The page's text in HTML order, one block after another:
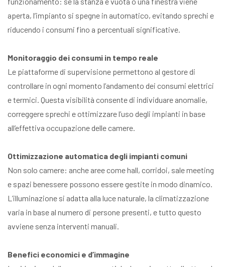
aperta, l’impianto si spegne in automatico, evitando sprechi e
riducendo i consumi fino a percentuali significative.
Monitoraggio dei consumi in tempo reale
Le piattaforme di supervisione permettono al gestore di
controllare in ogni momento l’andamento dei consumi elettrici
e termici. Questa visibilità consente di individuare anomalie,
correggere sprechi e ottimizzare l’uso degli impianti in base
all’effettiva occupazione delle camere.
Ottimizzazione automatica degli impianti comuni
Non solo camere: anche aree come hall, corridoi, sale meeting
e spazi benessere possono essere gestite in modo dinamico.
L’illuminazione si adatta alla luce naturale, la climatizzazione
varia in base al numero di persone presenti, e tutto questo
avviene senza interventi manuali.
Benefici economici e d’immagine